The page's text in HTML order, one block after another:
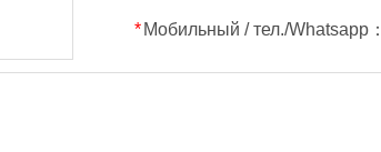
* Мобильный / тел./Whatsapp